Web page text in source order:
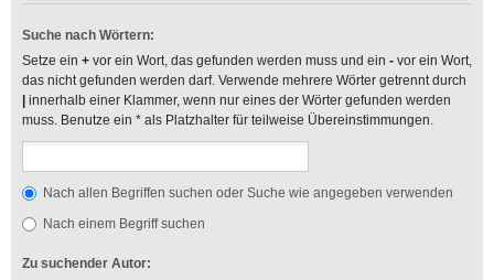
Suche nach Wörtern:
Setze ein + vor ein Wort, das gefunden werden muss und ein - vor ein Wort,
das nicht gefunden werden darf. Verwende mehrere Wörter getrennt durch
innerhalb einer Klammer, wenn nur eines der Wörter gefunden werden
muss. Benutze ein * als Platzhalter für teilweise Übereinstimmungen.
Nach allen Begriffen suchen oder Suche wie angegeben verwenden
Nach einem Begriff suchen
Zu suchender Autor: